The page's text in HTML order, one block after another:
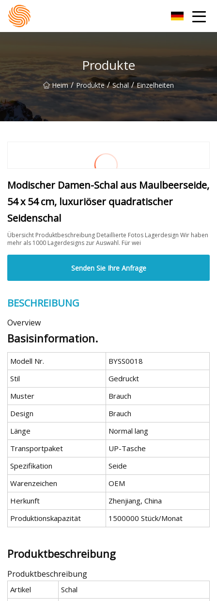
Produkte
Heim / Produkte / Schal / Einzelheiten
Modischer Damen-Schal aus Maulbeerseide,
54 x 54 cm, luxuriöser quadratischer
Seidenschal
Übersicht Produktbeschreibung Detaillierte Fotos Lagerdesign Wir haben
mehr als 1000 Lagerdesigns zur Auswahl. Für wei
Senden Sie Ihre Anfrage
BESCHREIBUNG
Overview
Basisinformation.
Modell Nr.
BYSS0018
Stil
Gedruckt
Muster
Brauch
Design
Brauch
Länge
Normal lang
Transportpaket
UP-Tasche
Spezifikation
Seide
Warenzeichen
OEM
Herkunft
Zhenjiang, China
Produktionskapazität
1500000 Stück/Monat
Produktbeschreibung
Produktbeschreibung
Artikel
Schal